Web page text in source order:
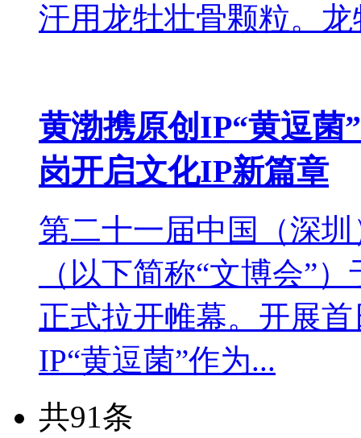
汗用龙牡壮骨颗粒。
黄渤携原创IP“黄逗菌
岗开启文化IP新篇章
第二十一届中国（深
（以下简称“文博会”
正式拉开帷幕。开展
IP“黄逗菌”作为...
共91条